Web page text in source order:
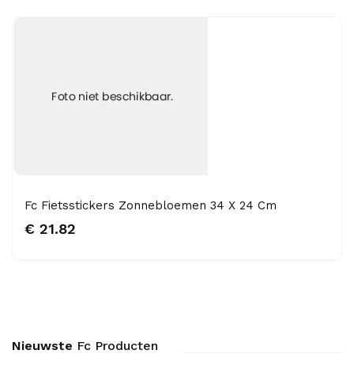
Fc Fietsstickers Zonnebloemen 34 X 24 Cm
€ 21.82
Nieuwste Fc Producten